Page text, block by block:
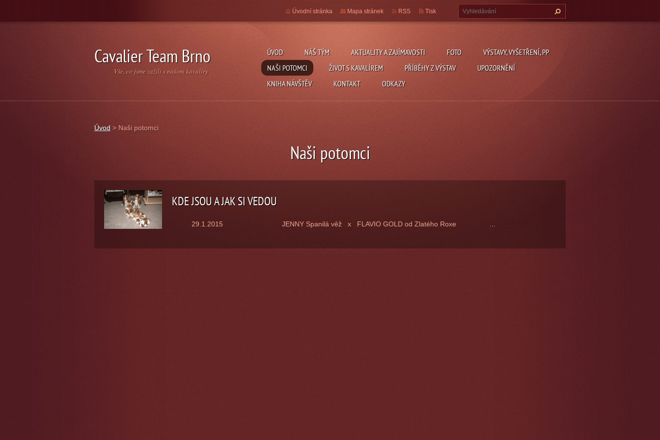
Cavalier Team Brno
Vše, co jsme zažili s našimi kavalíry
ÚVOD NÁŠ TÝM AKTUALITY A ZAJÍMAVOSTI FOTO
VÝSTAVY, VYŠETŘENÍ, PP
NAŠI POTOMCI
ŽIVOT S KAVALÍREM PŘÍBĚHY Z VÝSTAV
UPOZORNĚNÍ
KNIHA NÁVŠTĚV
KONTAKT ODKAZY
Úvodní stránka Mapa stránek RSS Tisk
Úvod > Naši potomci
Naši potomci
KDE JSOU A JAK SI VEDOU
29.1.2015 JENNY Spanilá věž x FLAVIO GOLD od Zlatého Roxe ...